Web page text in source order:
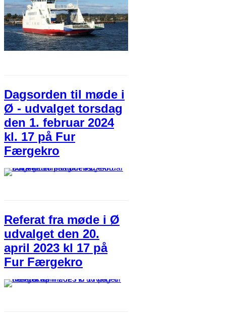
Dagsorden til møde i
Ø - udvalget torsdag
den 1. februar 2024
kl. 17 på Fur
Færgekro
Referat fra møde i Ø
udvalget den 20.
april 2023 kl 17 på
Fur Færgekro